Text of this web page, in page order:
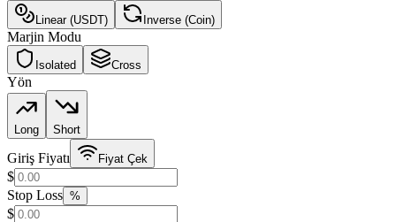
Linear (USDT) Inverse (Coin)
Marjin Modu
Isolated Cross
Yön
Long Short
Giriş Fiyatı Fiyat Çek
$
Stop Loss %
$